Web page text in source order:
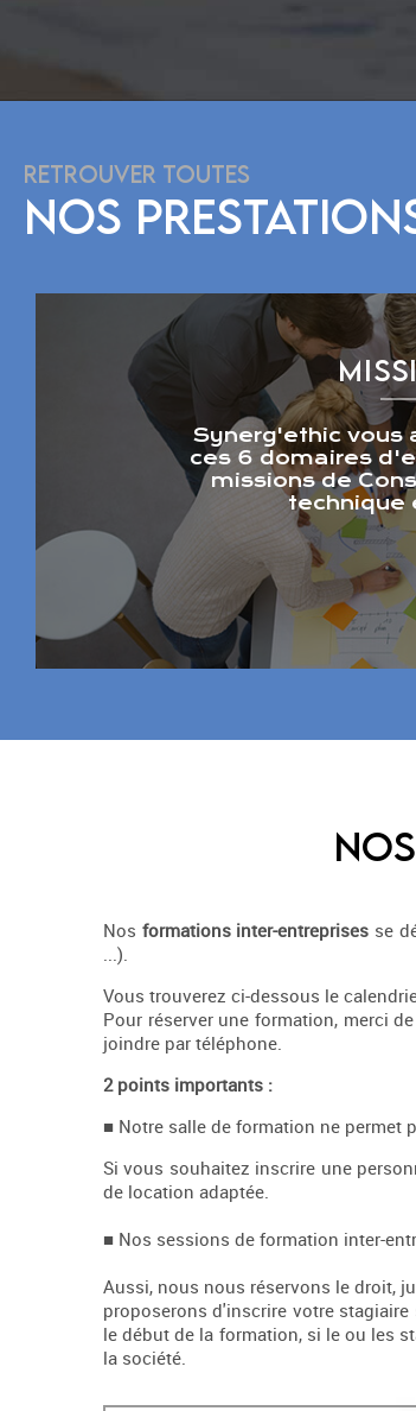
RETROUVER TOUTES
NOS
Synerg'ethic vous
ces 6 domaires
missions de
technique
Nos formations inter-entreprises se
...).
Vous trouverez ci-dessous le
Pour réserver une formation, merci
joindre par téléphone.
2 points importants :
■ Notre salle de formation ne permet
Si vous souhaitez inscrire une
de location adaptée.
■ Nos sessions de formation inter-
Aussi, nous nous réservons le droit,
proposerons d'inscrire votre
le début de la formation, si le ou les
la société.